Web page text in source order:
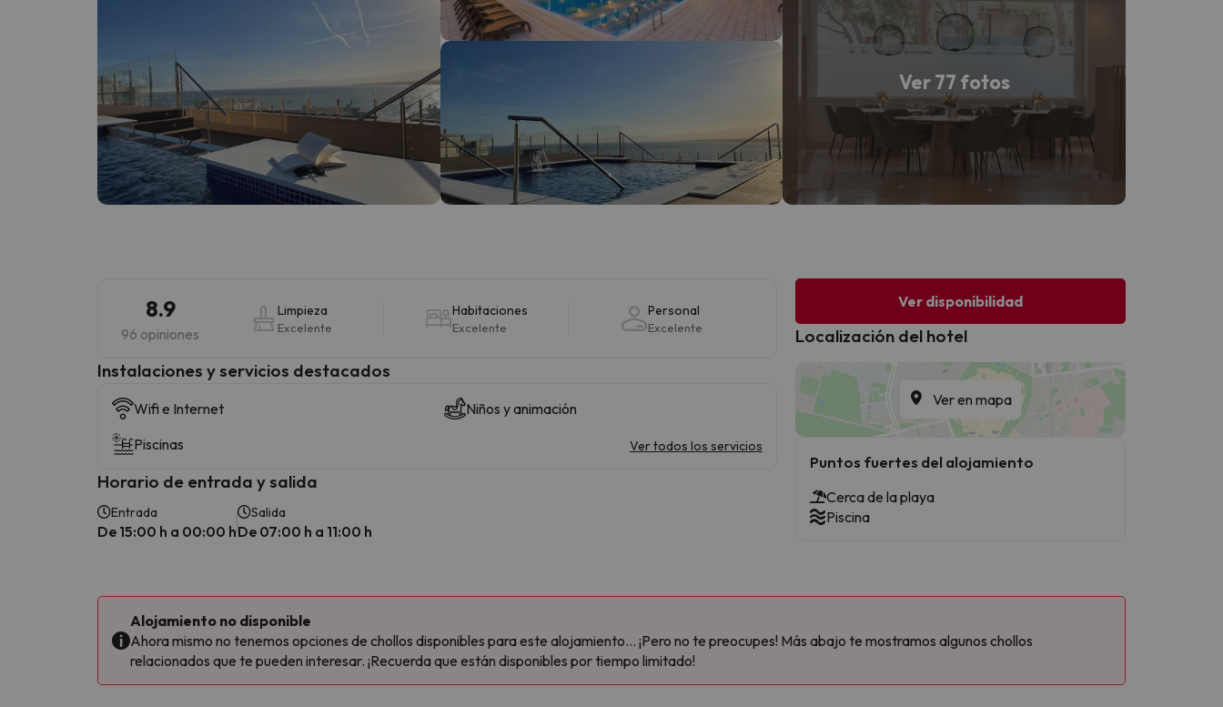
Ver 77 fotos
8.9
96 opiniones
Limpieza
Excelente
Habitaciones
Excelente
Personal
Excelente
Instalaciones y servicios destacados
Wifi e Internet
Niños y animación
Piscinas
Ver todos los servicios
Horario de entrada y salida
Entrada
De 15:00 h a 00:00 h
Salida
De 07:00 h a 11:00 h
Ver disponibilidad
Localización del hotel
Ver en mapa
Puntos fuertes del alojamiento
Cerca de la playa
Piscina
Alojamiento no disponible
Ahora mismo no tenemos opciones de chollos disponibles para este alojamiento... ¡Pero no te preocupes! Más abajo te mostramos algunos chollos
relacionados que te pueden interesar. ¡Recuerda que están disponibles por tiempo limitado!